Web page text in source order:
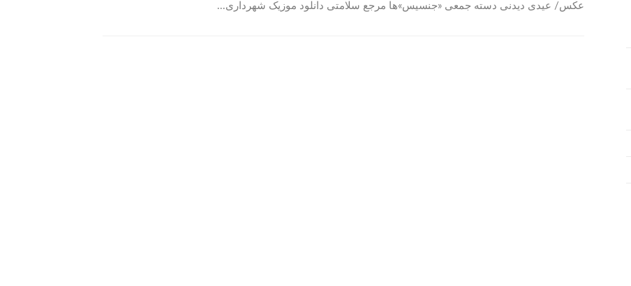
عکس/ عیدی دیدنی دسته جمعی «جنسیس‌»ها مرجع سلامتی دانلود موزیک شهرداری...